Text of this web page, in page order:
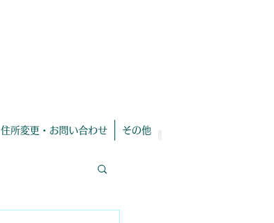
住所変更・お問い合わせ その他